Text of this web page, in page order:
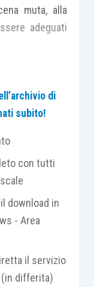
muta, alla
adeguati
semplice
è utile
un
“logico” a
l’Università di
divulga illato
di
subito!
con tutti
download in
- Area
il servizio
(in differita)